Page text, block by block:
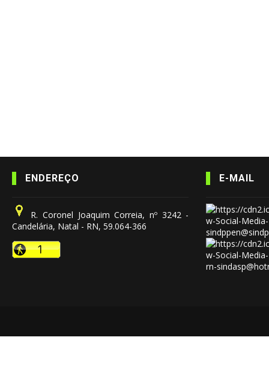
ENDEREÇO
R. Coronel Joaquim Correia, nº 3242 -
Candelária, Natal - RN, 59.064-366
E-MAIL
rn-